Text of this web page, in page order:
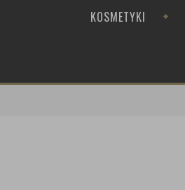
KOSMETYKI